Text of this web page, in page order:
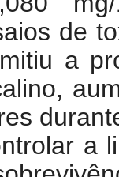
de
a
a